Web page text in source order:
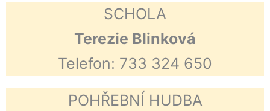
SCHOLA
Terezie Blinková
Telefon: 733 324 650
POHŘEBNÍ HUDBA